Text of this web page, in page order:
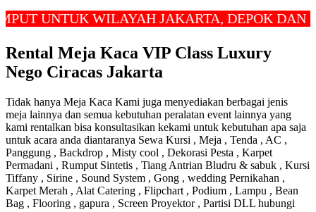
WILAYAH JAKARTA, DEPOK DAN
Rental Meja Kaca VIP Class Luxury
Nego Ciracas Jakarta
Tidak hanya Meja Kaca Kami juga menyediakan berbagai jenis
meja lainnya dan semua kebutuhan peralatan event lainnya yang
kami rentalkan bisa konsultasikan kekami untuk kebutuhan apa saja
untuk acara anda diantaranya Sewa Kursi , Meja , Tenda , AC ,
Panggung , Backdrop , Misty cool , Dekorasi Pesta , Karpet
Permadani , Rumput Sintetis , Tiang Antrian Bludru & sabuk , Kursi
Tiffany , Sirine , Sound System , Gong , wedding Pernikahan ,
Karpet Merah , Alat Catering , Flipchart , Podium , Lampu , Bean
Bag , Flooring , gapura , Screen Proyektor , Partisi DLL hubungi